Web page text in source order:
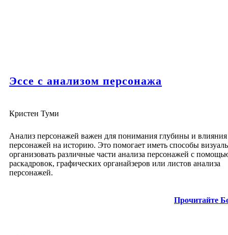
Эссе с анализом персонажа
Кристен Туми
Анализ персонажей важен для понимания глубины и влияния
персонажей на историю. Это помогает иметь способы
организовать различные части анализа персонажей с
раскадровок, графических органайзеров или листов анализа
персонажей.
Прочитайте